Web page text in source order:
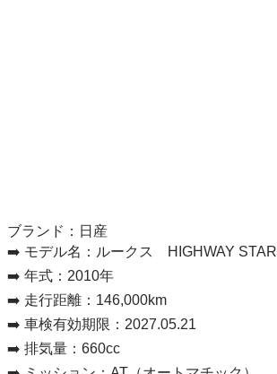
ブランド：日産
➡️ モデル名：ルークス　HIGHWAY STAR
➡️ 年式：2010年
➡️ 走行距離：146,000km
➡️ 車検有効期限：2027.05.21
➡️ 排気量：660cc